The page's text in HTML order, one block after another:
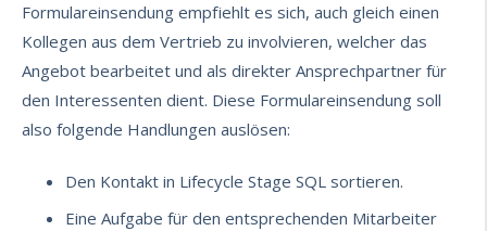
Formulareinsendung empfiehlt es sich, auch gleich einen
Kollegen aus dem Vertrieb zu involvieren, welcher das
Angebot bearbeitet und als direkter Ansprechpartner für
den Interessenten dient. Diese Formulareinsendung soll
also folgende Handlungen auslösen:
Den Kontakt in Lifecycle Stage SQL sortieren.
Eine Aufgabe für den entsprechenden Mitarbeiter